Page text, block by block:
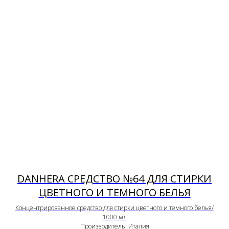
DANHERA СРЕДСТВО №64 ДЛЯ СТИРКИ
ЦВЕТНОГО И ТЕМНОГО БЕЛЬЯ
Концентрированное средство для стирки цветного и темного белья/
1000 мл
Производитель: Италия